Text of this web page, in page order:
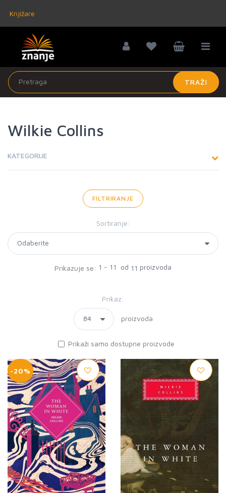
Knjižare
TRAŽI
Wilkie Collins
KATEGORIJE
FILTRIRANJE
Sortiranje:
Prikazuje se: 1 - 11 od 11 proizvoda
Prikaz:
proizvoda
Prikaži samo dostupne proizvode
-20%